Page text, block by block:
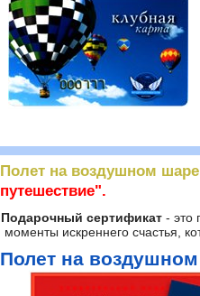
Полет на воздушном
путешествие".
Подарочный сертификат - это
моменты искреннего счастья,
Полет на